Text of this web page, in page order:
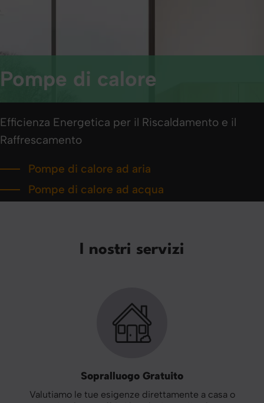
Pompe di calore
Efficienza Energetica per il Riscaldamento e il
Raffrescamento
Pompe di calore ad aria
Pompe di calore ad acqua
I nostri servizi
Sopralluogo Gratuito
Valutiamo le tue esigenze direttamente a casa o